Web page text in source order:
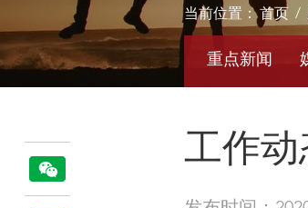
当前位置：首页 /
重点新闻
工作动